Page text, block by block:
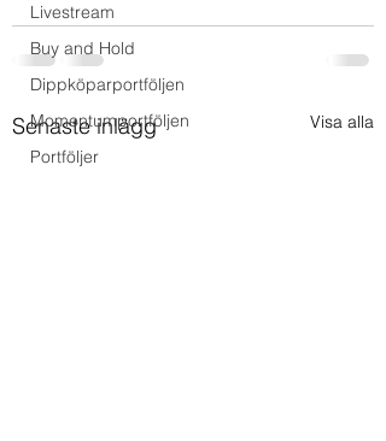
Livestream
Buy and Hold
Dippköparportföljen
Momentumportföljen
Portföljer
Senaste inlägg Visa alla